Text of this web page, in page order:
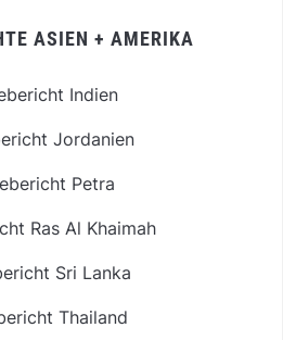
ASIEN + AMERIKA
Indien
Jordanien
Petra
Ras Al Khaimah
Sri Lanka
Thailand